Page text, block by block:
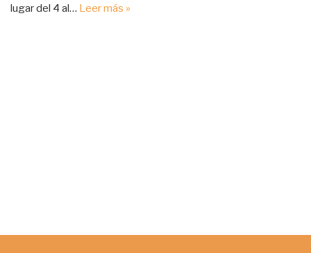
lugar del 4 al… Leer más »